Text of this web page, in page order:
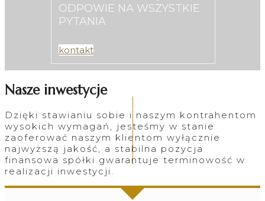
ODPOWIE NA WSZYSTKIE
PYTANIA
kontakt
Nasze inwestycje
Dzięki stawianiu sobie i naszym kontrahentom
wysokich wymagań, jesteśmy w stanie
zaoferować naszym klientom wyłącznie
najwyższą jakość, a stabilna pozycja
finansowa spółki gwarantuje terminowość w
realizacji inwestycji.